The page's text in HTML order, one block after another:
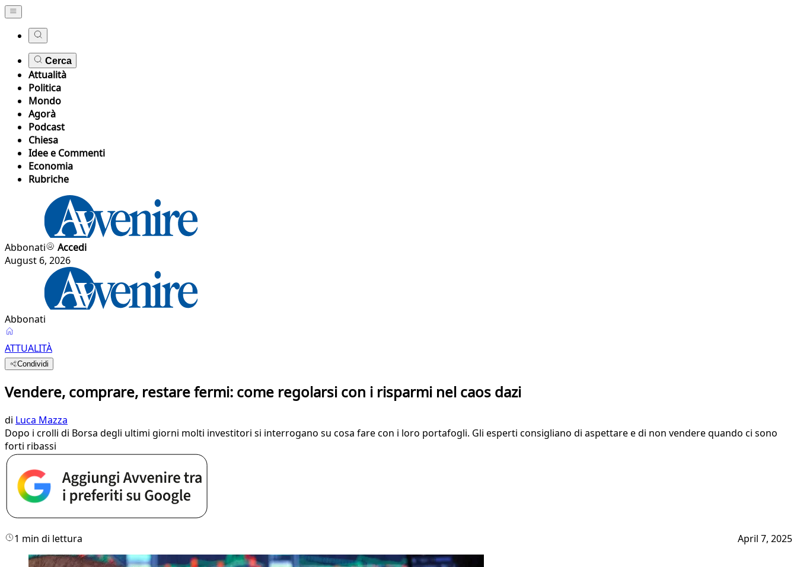
Cerca
Attualità
Politica
Mondo
Agorà
Podcast
Chiesa
Idee e Commenti
Economia
Rubriche
Abbonati
Accedi
August 6, 2026
Abbonati
ATTUALITÀ
Condividi
Vendere, comprare, restare fermi: come regolarsi con i risparmi nel caos dazi
di Luca Mazza
Dopo i crolli di Borsa degli ultimi giorni molti investitori si interrogano su cosa fare con i loro portafogli. Gli esperti consigliano di aspettare e di non vendere quando ci sono
forti ribassi
1 min di lettura April 7, 2025